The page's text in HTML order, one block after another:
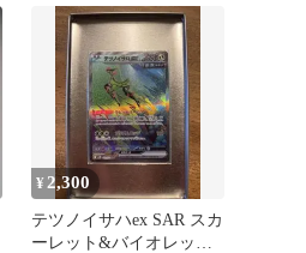
¥ 2,300
テツノイサハex SAR スカ
ーレット&バイオレット